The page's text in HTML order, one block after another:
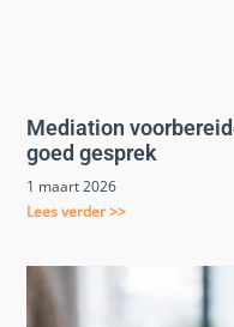
Mediation
goed gesprek
1 maart 2026
Lees verder >>